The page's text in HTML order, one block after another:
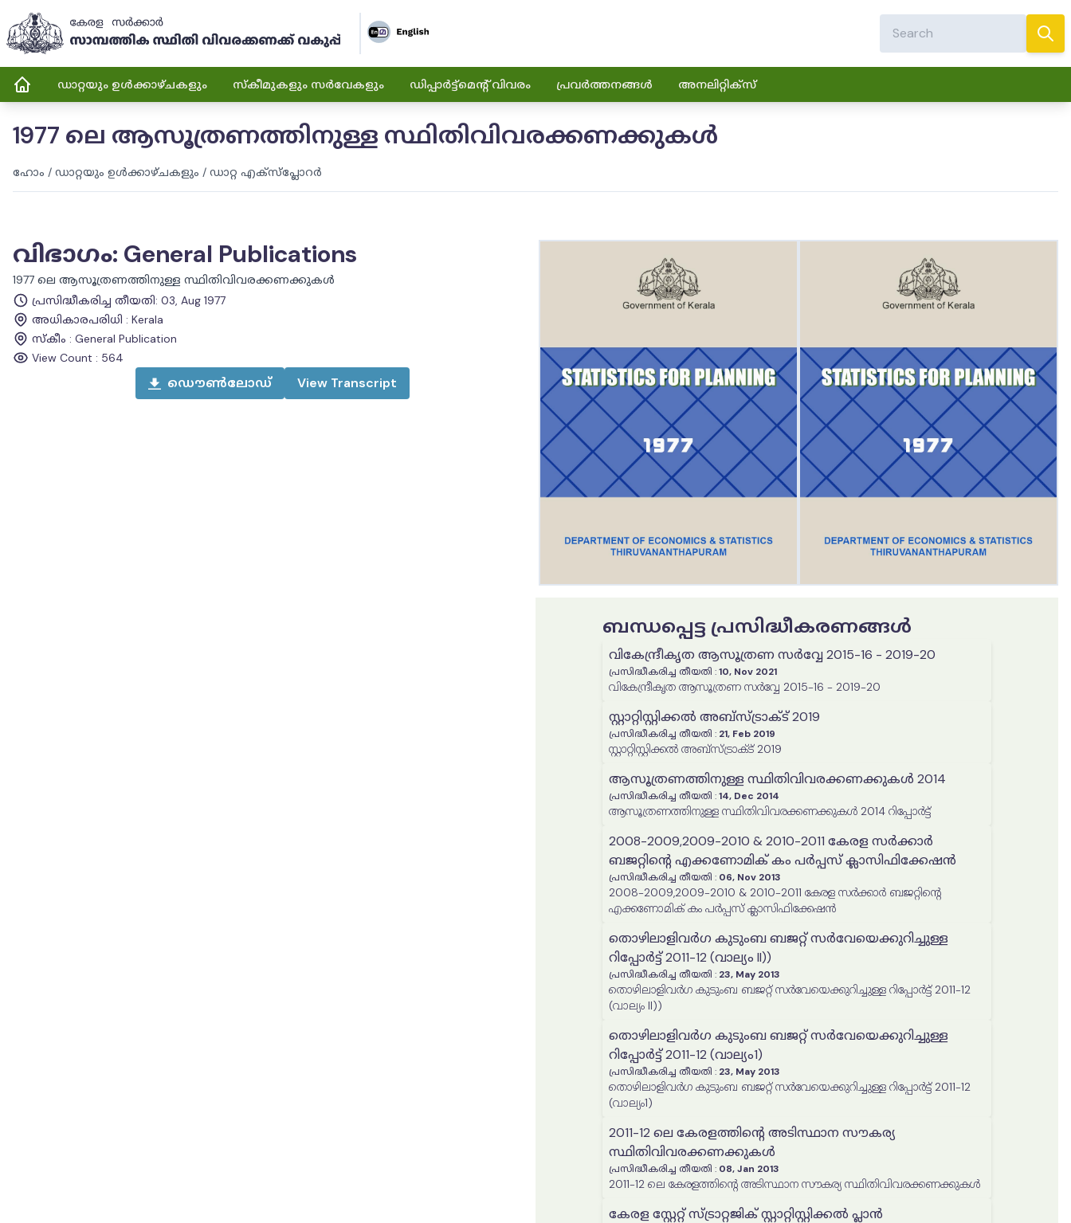
ഡാറ്റയും ഉൾക്കാഴ്ചകളും സ്കീമുകളും സർവേകളും ഡിപ്പാർട്ട്മെന്റ് വിവരം പ്രവർത്തനങ്ങൾ അനലിറ്റിക്സ്
1977 ലെ ആസൂത്രണത്തിനുള്ള സ്ഥിതിവിവരക്കണക്കുകൾ
ഹോം / ഡാറ്റയും ഉൾക്കാഴ്ചകളും / ഡാറ്റ എക്സ്പ്ലോറർ
വിഭാഗം: General Publications
1977 ലെ ആസൂത്രണത്തിനുള്ള സ്ഥിതിവിവരക്കണക്കുകൾ
പ്രസിദ്ധീകരിച്ച തീയതി: 03, Aug 1977
അധികാരപരിധി : Kerala
സ്കീം : General Publication
View Count : 564
ഡൌൺലോഡ് View Transcript
ബന്ധപ്പെട്ട പ്രസിദ്ധീകരണങ്ങൾ
വികേന്ദ്രീകൃത ആസൂത്രണ സർവ്വേ 2015-16 - 2019-20
പ്രസിദ്ധീകരിച്ച തീയതി :10, Nov 2021
വികേന്ദ്രീകൃത ആസൂത്രണ സർവ്വേ 2015-16 - 2019-20
സ്റ്റാറ്റിസ്റ്റിക്കല്‍ അബ്സ്ട്രാക്ട് 2019
പ്രസിദ്ധീകരിച്ച തീയതി : 21, Feb 2019
സ്റ്റാറ്റിസ്റ്റിക്കല്‍ അബ്സ്ട്രാക്ട് 2019
ആസൂത്രണത്തിനുള്ള സ്ഥിതിവിവരക്കണക്കുകൾ 2014
പ്രസിദ്ധീകരിച്ച തീയതി :14, Dec 2014
ആസൂത്രണത്തിനുള്ള സ്ഥിതിവിവരക്കണക്കുകൾ 2014 റിപ്പോര്‍ട്ട്
2008-2009,2009-2010 & 2010-2011 കേരള സർക്കാർ
ബജറ്റിന്റെ എക്കണോമിക് കം പർപ്പസ് ക്ലാസിഫിക്കേഷൻ
പ്രസിദ്ധീകരിച്ച തീയതി : 06, Nov 2013
2008-2009,2009-2010 & 2010-2011 കേരള സർക്കാർ ബജറ്റിന്റെ
എക്കണോമിക് കം പർപ്പസ് ക്ലാസിഫിക്കേഷൻ
തൊഴിലാളിവർഗ കുടുംബ ബജറ്റ് സർവേയെക്കുറിച്ചുള്ള
റിപ്പോർട്ട് 2011-12 (വാല്യം II))
പ്രസിദ്ധീകരിച്ച തീയതി : 23, May 2013
തൊഴിലാളിവർഗ കുടുംബ ബജറ്റ് സർവേയെക്കുറിച്ചുള്ള റിപ്പോർട്ട് 2011-12
(വാല്യം II))
തൊഴിലാളിവർഗ കുടുംബ ബജറ്റ് സർവേയെക്കുറിച്ചുള്ള
റിപ്പോർട്ട് 2011-12 (വാല്യം1)
പ്രസിദ്ധീകരിച്ച തീയതി : 23, May 2013
തൊഴിലാളിവർഗ കുടുംബ ബജറ്റ് സർവേയെക്കുറിച്ചുള്ള റിപ്പോർട്ട് 2011-12
(വാല്യം1)
2011-12 ലെ കേരളത്തിൻ്റെ അടിസ്ഥാന സൗകര്യ
സ്ഥിതിവിവരക്കണക്കുകൾ
പ്രസിദ്ധീകരിച്ച തീയതി : 08, Jan 2013
2011-12 ലെ കേരളത്തിൻ്റെ അടിസ്ഥാന സൗകര്യ സ്ഥിതിവിവരക്കണക്കുകൾ
കേരള സ്റ്റേറ്റ് സ്ട്രാറ്റജിക് സ്റ്റാറ്റിസ്റ്റിക്കൽ പ്ലാൻ